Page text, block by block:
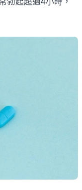
勃起超過4小時，